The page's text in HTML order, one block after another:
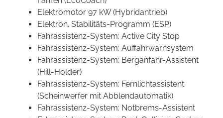
Elektromotor 97 kW (Hybridantrieb)
Elektron. Stabilitäts-Programm (ESP)
Fahrassistenz-System: Active City Stop
Fahrassistenz-System: Auffahrwarnsystem
Fahrassistenz-System: Berganfahr-Assistent
(Hill-Holder)
Fahrassistenz-System: Fernlichtassistent
(Scheinwerfer mit Abblendautomatik)
Fahrassistenz-System: Notbrems-Assistent